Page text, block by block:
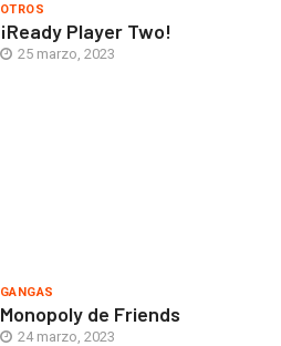
OTROS
¡Ready Player Two!
25 marzo, 2023
GANGAS
Monopoly de Friends
24 marzo, 2023